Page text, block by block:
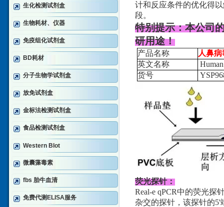
生化检测试剂盒
生物耗材、仪器
免疫组化试剂盒
BD耗材
分子生物学试剂盒
放免试剂盒
金标法检测试剂盒
食品检测试剂盒
Western Blot
微囊藻毒素
fbs 胎牛血清
免费代测ELISA服务
计和反应条件的优化得
段。
特别提示：本公司
研用途！
产品名称
人鼻
英文名称
货号
荧光探针：
Real-e qPCR中的荧光探
杂交的探针，该探针的5'